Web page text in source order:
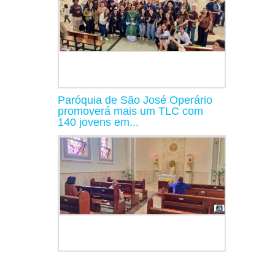
Paróquia de São José Operário
promoverá mais um TLC com
140 jovens em...